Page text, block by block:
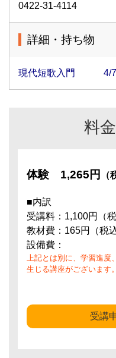
0422-31-4114
詳細・持ち物
現代短歌入門 4/7
料
体験 1,265円 （
■内訳
受講料：1,100円（税
教材費：165円（税込
設備費：
上記とは別に、学習進度
生じる講座がございます。
受講